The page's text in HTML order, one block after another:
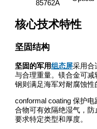
85762A
核心技术特性
坚固结构
坚固的军用组态屏采用合
与合理重量。镁合金可
钢则满足海军对耐腐蚀性
conformal coating 保护
合物可有效隔绝湿气，
要求特定类型和厚度。